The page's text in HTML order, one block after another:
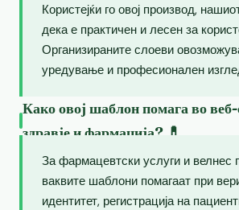
Користејќи го овој производ,
дека е практичен и лесен за
Организираните слоеви
уредување и професионален
Како овој шаблон помага во веб-
здравје и фармација? 💊
За фармацевтски услуги и велнес
ваквите шаблони помагаат при
идентитет, регистрација на